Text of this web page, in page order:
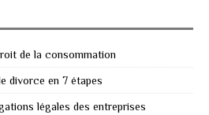
de la consommation
divorce en 7 étapes
légales des entreprises